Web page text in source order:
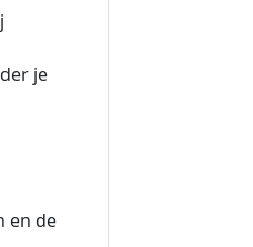
je
en de